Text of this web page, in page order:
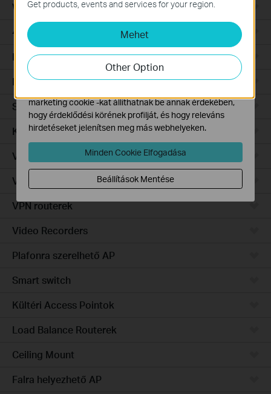
WiFi Gateways
4G/5G WiFi Gateways
Integrated Gateways
Hardware
Software
Kamerák
Vezérlő rendszer
Vezérelhető switch
VPN routerek
Video Recorders
Plafonra szerelhető AP
Smart switch
Kültéri Access Pointok
Load Balance Routerek
Ceiling Mount
Falra helyezhető AP
Get products, events and services for your region.
Mehet
Other Option
és nem tilthatók le a rendszereiben.
Marketing és Elemző Cookie-k
Az elemző cookie -k lehetővé teszik számunkra, hogy
elemezzük weboldalunkon végzett tevékenységeit, hogy
javítsuk és módosítsuk webhelyünk működését.
marketing cookie -kat állíthatnak be annak érdekében,
hogy érdeklődési körének profilját, és hogy releváns
hirdetéseket jelenítsen meg más webhelyeken.
Minden Cookie Elfogadása
Beállítások Mentése